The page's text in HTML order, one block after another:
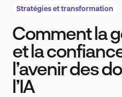
Recherche et
Stratégies et transformation
Comment la
et la
l’avenir des
l’IA